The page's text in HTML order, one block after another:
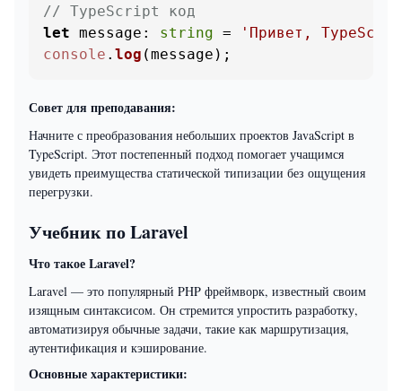
// TypeScript код
let message : string =
'Привет,
console . log (message);
Совет для преподавания:
Начните с преобразования небольших проектов JavaScript в
TypeScript. Этот постепенный подход помогает учащимся
увидеть преимущества статической типизации без ощущения
перегрузки.
Учебник по Laravel
Что такое Laravel?
Laravel — это популярный PHP фреймворк, известный своим
изящным синтаксисом. Он стремится упростить разработку,
автоматизируя обычные задачи, такие как маршрутизация,
аутентификация и кэширование.
Основные характеристики: